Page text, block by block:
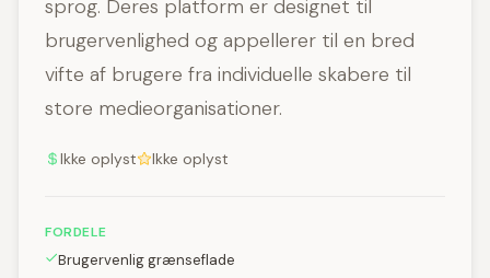
sprog. Deres platform er designet til
brugervenlighed og appellerer til en bred
vifte af brugere fra individuelle skabere til
store medieorganisationer.
Ikke oplyst Ikke oplyst
FORDELE
Brugervenlig grænseflade